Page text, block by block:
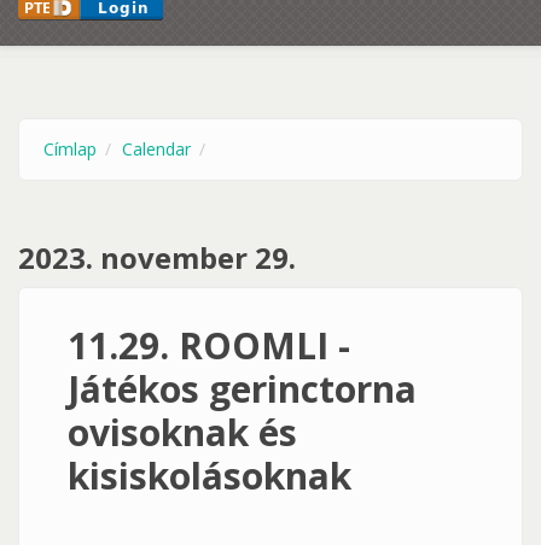
Címlap Calendar
2023. november 29.
11.29. ROOMLI -
Játékos gerinctorna
ovisoknak és
kisiskolásoknak